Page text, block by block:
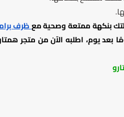
بنكهة ممتعة وصحية معظرف
بعد يوم، اطلبه الآن من متجر